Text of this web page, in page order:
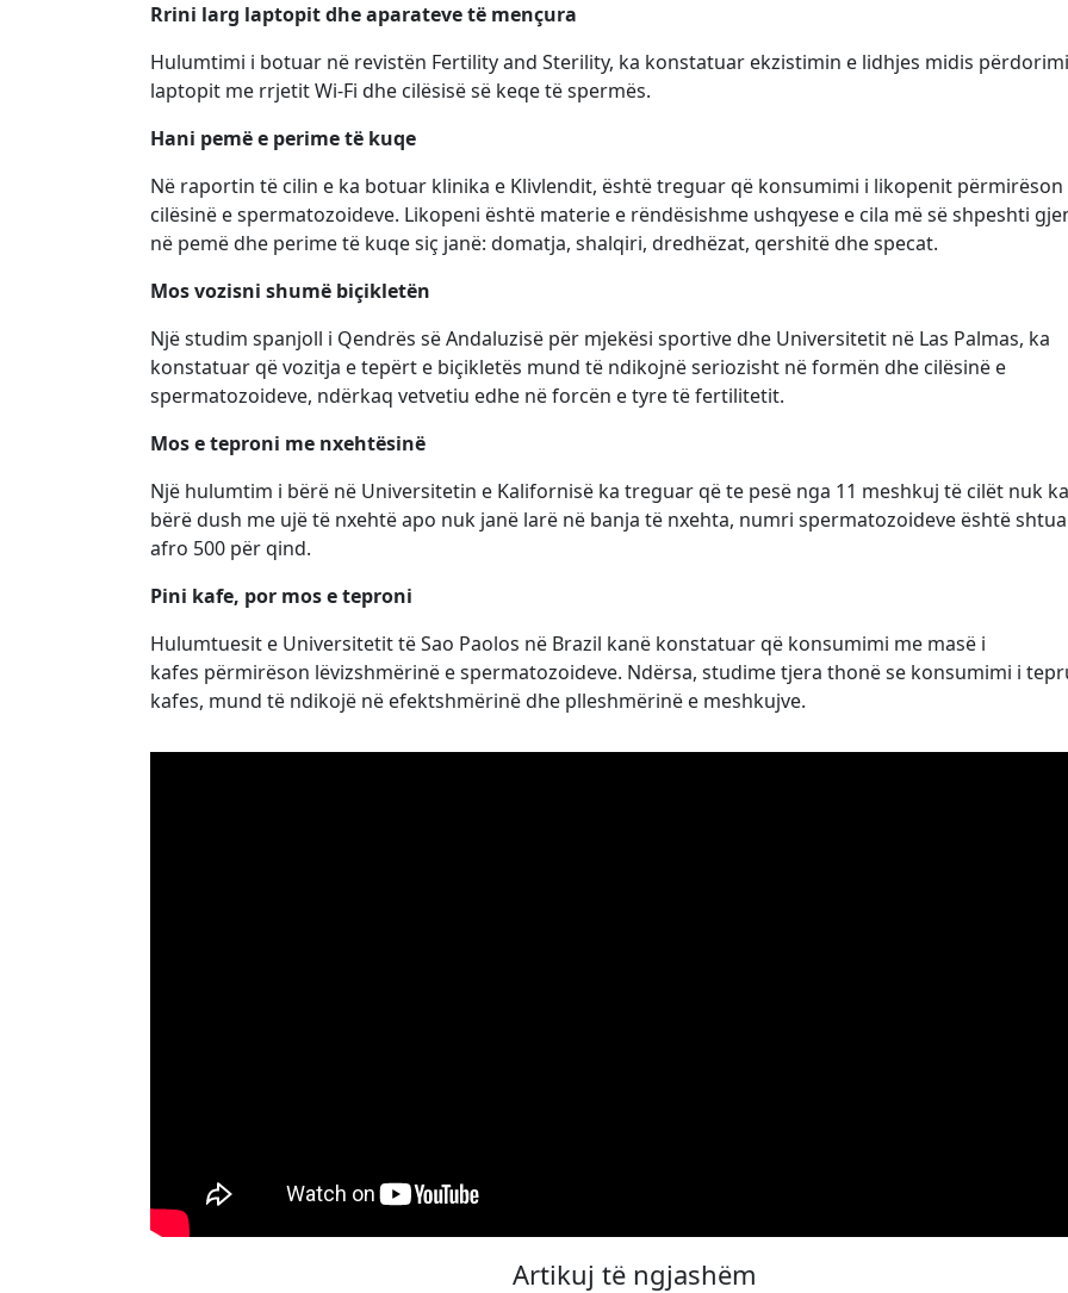
Rrini larg laptopit dhe aparateve të mençura
Hulumtimi i botuar në revistën Fertility and Sterility, ka konstatuar ekzistimin e lidhjes midis
laptopit me rrjetit Wi-Fi dhe cilësisë së keqe të spermës.
Hani pemë e perime të kuqe
Në raportin të cilin e ka botuar klinika e Klivlendit, është treguar që konsumimi i likopenit përmirëson
cilësinë e spermatozoideve. Likopeni është materie e rëndësishme ushqyese e cila më së shpeshti
në pemë dhe perime të kuqe siç janë: domatja, shalqiri, dredhëzat, qershitë dhe specat.
Mos vozisni shumë biçikletën
Një studim spanjoll i Qendrës së Andaluzisë për mjekësi sportive dhe Universitetit në Las Palmas, ka
konstatuar që vozitja e tepërt e biçikletës mund të ndikojnë seriozisht në formën dhe cilësinë e
spermatozoideve, ndërkaq vetvetiu edhe në forcën e tyre të fertilitetit.
Mos e teproni me nxehtësinë
Një hulumtim i bërë në Universitetin e Kalifornisë ka treguar që te pesë nga 11 meshkuj të cilët nuk
bërë dush me ujë të nxehtë apo nuk janë larë në banja të nxehta, numri spermatozoideve është
afro 500 për qind.
Pini kafe, por mos e teproni
Hulumtuesit e Universitetit të Sao Paolos në Brazil kanë konstatuar që konsumimi me masë i
kafes përmirëson lëvizshmërinë e spermatozoideve. Ndërsa, studime tjera thonë se konsumimi i
kafes, mund të ndikojë në efektshmërinë dhe plleshmërinë e meshkujve.
Artikuj të ngjashëm